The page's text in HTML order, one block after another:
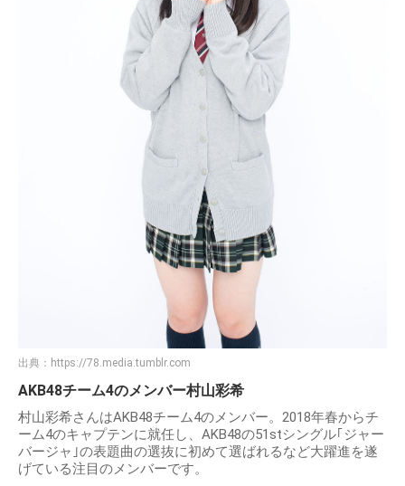
出典： https://78.media.tumblr.com
AKB48チーム4のメンバー村山彩希
村山彩希さんはAKB48チーム4のメンバー。2018年春からチ
ーム4のキャプテンに就任し、AKB48の51stシングル｢ジャー
バージャ｣の表題曲の選抜に初めて選ばれるなど大躍進を遂
げている注目のメンバーです。